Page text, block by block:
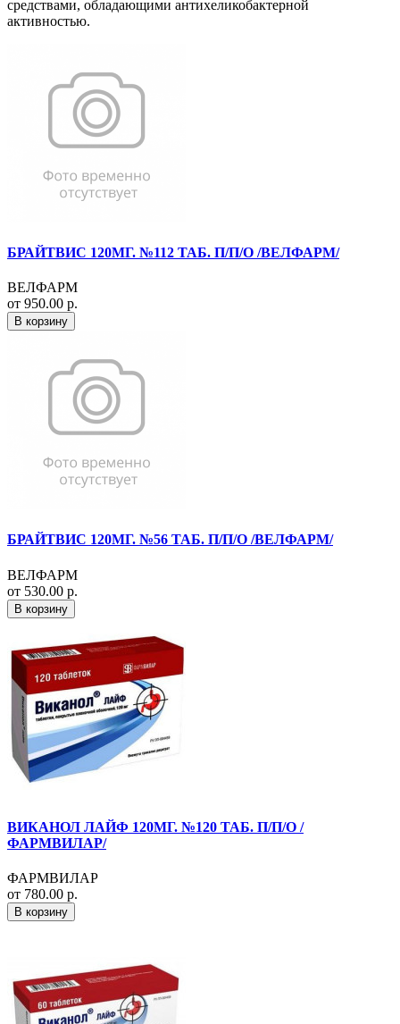
средствами, обладающими антихеликобактерной
активностью.
БРАЙТВИС 120МГ. №112 ТАБ. П/П/О /ВЕЛФАРМ/
ВЕЛФАРМ
от 950.00 р.
В корзину
БРАЙТВИС 120МГ. №56 ТАБ. П/П/О /ВЕЛФАРМ/
ВЕЛФАРМ
от 530.00 р.
В корзину
ВИКАНОЛ ЛАЙФ 120МГ. №120 ТАБ. П/П/О /
ФАРМВИЛАР/
ФАРМВИЛАР
от 780.00 р.
В корзину